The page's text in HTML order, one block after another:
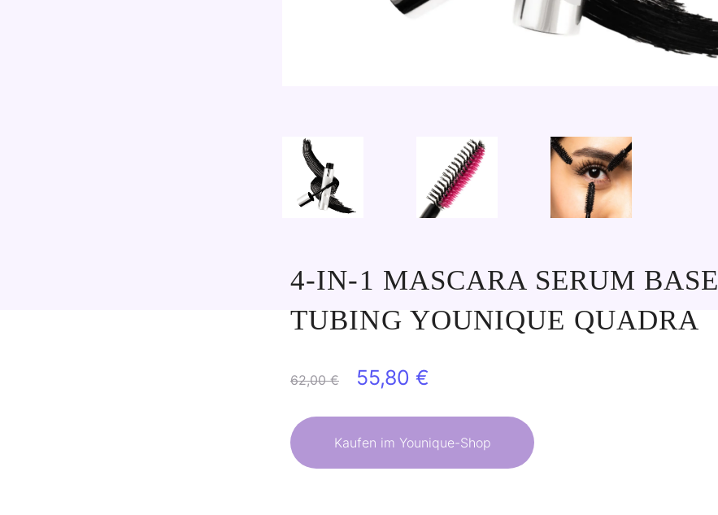
4-IN-1 MASCARA SERUM BASE
TUBING YOUNIQUE QUADRA
62,00€
Ursprünglicher
war:
62,00 €
55,80 €
ist:
55,80 €.
Kaufen im Younique-Shop